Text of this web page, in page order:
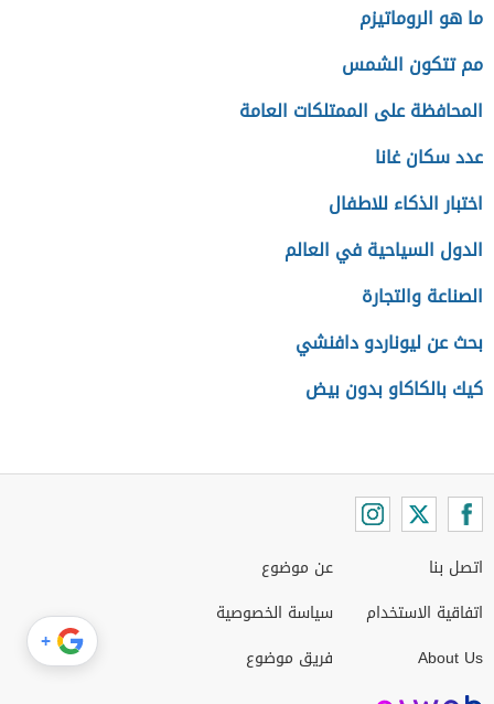
ما هو الروماتيزم
مم تتكون الشمس
المحافظة على الممتلكات العامة
عدد سكان غانا
اختبار الذكاء للاطفال
الدول السياحية في العالم
الصناعة والتجارة
بحث عن ليوناردو دافنشي
كيك بالكاكاو بدون بيض
اتصل بنا
اتفاقية الاستخدام
About Us
عن موضوع
سياسة الخصوصية
فريق موضوع
+